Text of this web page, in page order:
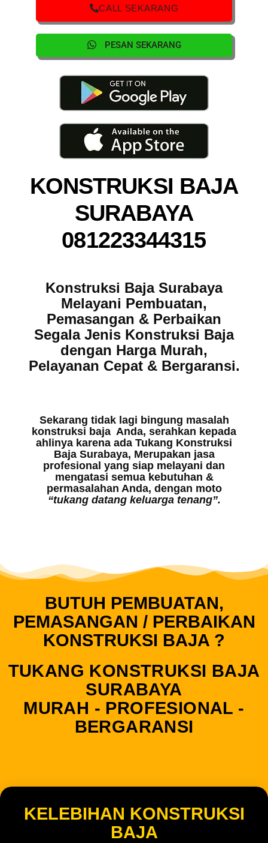
KONSTRUKSI BAJA
SURABAYA
081223344315
Konstruksi Baja Surabaya
Melayani Pembuatan,
Pemasangan & Perbaikan
Segala Jenis Konstruksi Baja
dengan Harga Murah,
Pelayanan Cepat& Bergaransi.
Sekarang tidak lagi bingung masalah
konstruksi baja Anda, serahkan kepada
ahlinya karena ada Tukang Konstruksi
Baja Surabaya, Merupakan jasa
profesional yang siap melayani dan
mengatasi semua kebutuhan &
permasalahan Anda, dengan moto
“tukang datang keluarga tenang”.
CALL SEKARANG
PESAN SEKARANG
BUTUH PEMBUATAN,
PEMASANGAN / PERBAIKAN
KONSTRUKSI BAJA ?
TUKANG KONSTRUKSI BAJA
SURABAYA
MURAH - PROFESIONAL -
BERGARANSI
KELEBIHAN KONSTRUKSI
BAJA